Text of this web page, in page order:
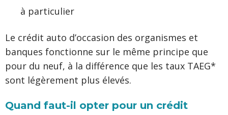
à particulier
Le crédit auto d’occasion des organismes et
banques fonctionne sur le même principe que
pour du neuf, à la différence que les taux TAEG*
sont légèrement plus élevés.
Quand faut-il opter pour un crédit